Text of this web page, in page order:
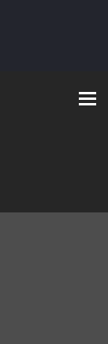
navigation